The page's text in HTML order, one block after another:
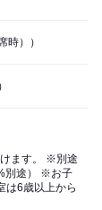
））
けます。 ※別途
別途） ※お子
は6歳以上から